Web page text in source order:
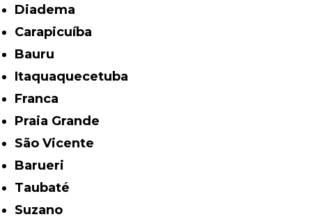
Diadema
Carapicuíba
Bauru
Itaquaquecetuba
Franca
Praia Grande
São Vicente
Barueri
Taubaté
Suzano